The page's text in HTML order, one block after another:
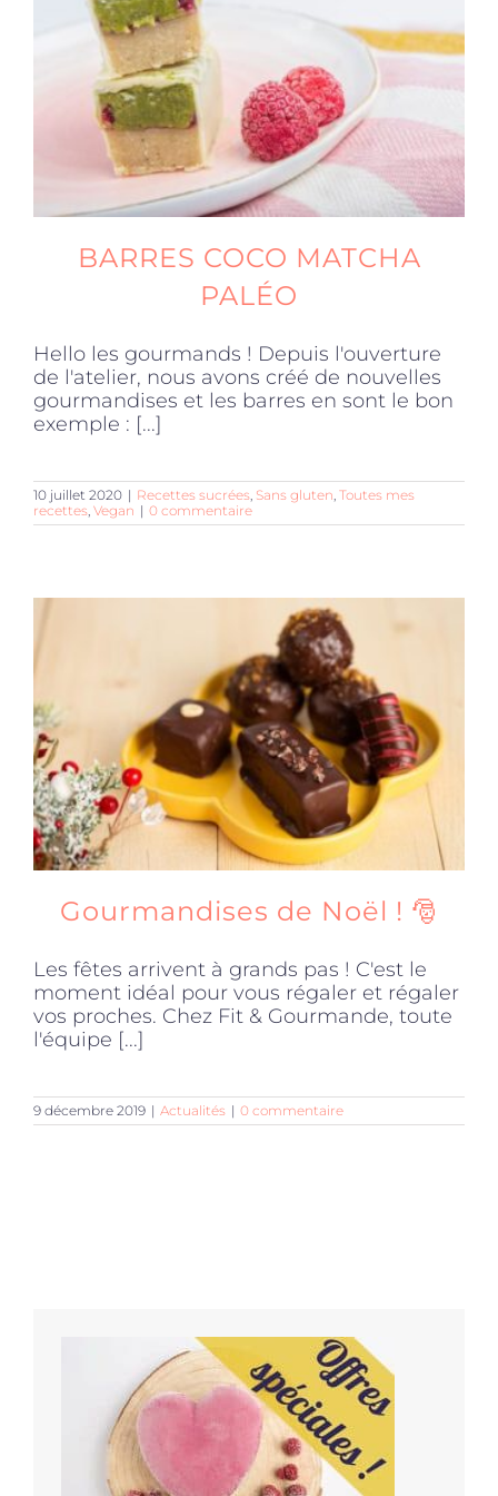
Produits sains
Click and collect
Traiteur
Accessoires
Offres
BARRES COCO MATCHA
PALÉO
Hello les gourmands ! Depuis l'ouverture
de l'atelier, nous avons créé de nouvelles
gourmandises et les barres en sont le bon
exemple : [...]
10 juillet 2020 | Recettes sucrées Sans gluten Toutes mes
recettes Vegan | 0 commentaire
Gourmandises de Noël ! 🎅
Les fêtes arrivent à grands pas ! C'est le
moment idéal pour vous régaler et régaler
vos proches. Chez Fit & Gourmande, toute
l'équipe [...]
9 décembre 2019 | Actualités | 0 commentaire